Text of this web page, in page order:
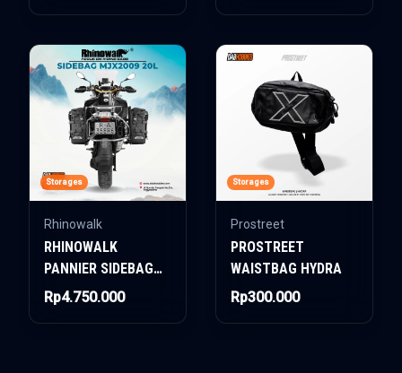
Storages
Rhinowalk
RHINOWALK
PANNIER SIDEBAG
MJX2009 20L
Rp4.750.000
Storages
Prostreet
PROSTREET
WAISTBAG HYDRA
Rp300.000